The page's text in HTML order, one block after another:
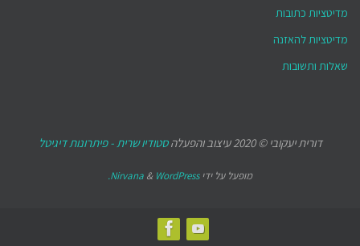
מדיטציות כתובות
מדיטציות להאזנה
שאלות ותשובות
דורית יעקובי © 2020 עיצוב והפעלה סטודיו שרית - פיתרונות דיגיטל
מופעל על ידי Nirvana & WordPress.